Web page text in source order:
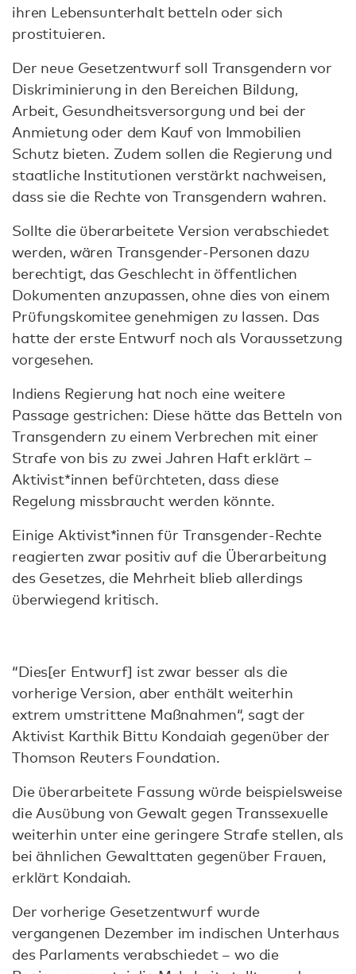
ihren Lebensunterhalt betteln oder sich
prostituieren.
Der neue Gesetzentwurf soll Transgendern vor
Diskriminierung in den Bereichen Bildung,
Arbeit, Gesundheitsversorgung und bei der
Anmietung oder dem Kauf von Immobilien
Schutz bieten. Zudem sollen die Regierung und
staatliche Institutionen verstärkt nachweisen,
dass sie die Rechte von Transgendern wahren.
Sollte die überarbeitete Version verabschiedet
werden, wären Transgender-Personen dazu
berechtigt, das Geschlecht in öffentlichen
Dokumenten anzupassen, ohne dies von einem
Prüfungskomitee genehmigen zu lassen. Das
hatte der erste Entwurf noch als Voraussetzung
vorgesehen.
Indiens Regierung hat noch eine weitere
Passage gestrichen: Diese hätte das Betteln von
Transgendern zu einem Verbrechen mit einer
Strafe von bis zu zwei Jahren Haft erklärt –
Aktivist*innen befürchteten, dass diese
Regelung missbraucht werden könnte.
Einige Aktivist*innen für Transgender-Rechte
reagierten zwar positiv auf die Überarbeitung
des Gesetzes, die Mehrheit blieb allerdings
überwiegend kritisch.
“Dies[er Entwurf] ist zwar besser als die
vorherige Version, aber enthält weiterhin
extrem umstrittene Maßnahmen“, sagt der
Aktivist Karthik Bittu Kondaiah gegenüber der
Thomson Reuters Foundation.
Die überarbeitete Fassung würde beispielsweise
die Ausübung von Gewalt gegen Transsexuelle
weiterhin unter eine geringere Strafe stellen, als
bei ähnlichen Gewalttaten gegenüber Frauen,
erklärt Kondaiah.
Der vorherige Gesetzentwurf wurde
vergangenen Dezember im indischen Unterhaus
des Parlaments verabschiedet – wo die